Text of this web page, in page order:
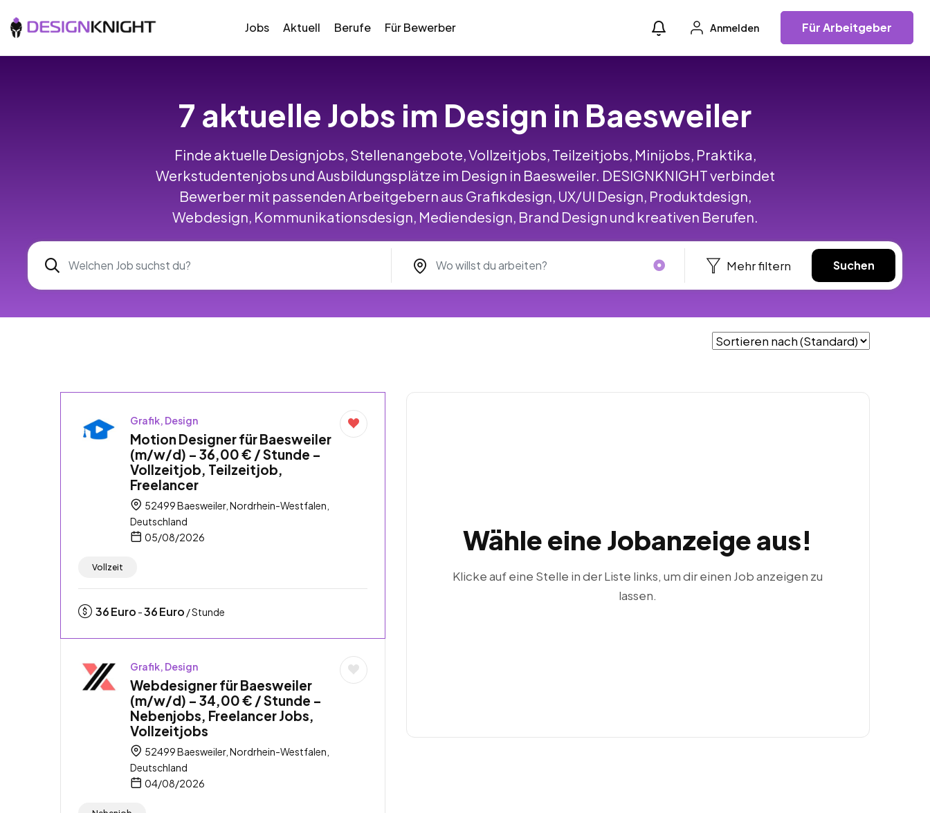
Jobs Aktuell Berufe Für Bewerber Anmelden Für Arbeitgeber
7 aktuelle Jobs im Design in Baesweiler
Finde aktuelle Designjobs, Stellenangebote, Vollzeitjobs, Teilzeitjobs, Minijobs, Praktika,
Werkstudentenjobs und Ausbildungsplätze im Design in Baesweiler. DESIGNKNIGHT verbindet
Bewerber mit passenden Arbeitgebern aus Grafikdesign, UX/UI Design, Produktdesign,
Webdesign, Kommunikationsdesign, Mediendesign, Brand Design und kreativen Berufen.
Mehr filtern Suchen
Grafik, Design
Motion Designer für Baesweiler
(m/w/d) – 36,00 € / Stunde –
Vollzeitjob, Teilzeitjob,
Freelancer
52499 Baesweiler, Nordrhein-Westfalen,
Deutschland
05/08/2026
Vollzeit
36Euro -36Euro / Stunde
Grafik, Design
Webdesigner für Baesweiler
(m/w/d) – 34,00 € / Stunde –
Nebenjobs, Freelancer Jobs,
Vollzeitjobs
52499 Baesweiler, Nordrhein-Westfalen,
Deutschland
04/08/2026
Wähle eine Jobanzeige aus!
Klicke auf eine Stelle in der Liste links, um dir einen Job anzeigen zu
lassen.